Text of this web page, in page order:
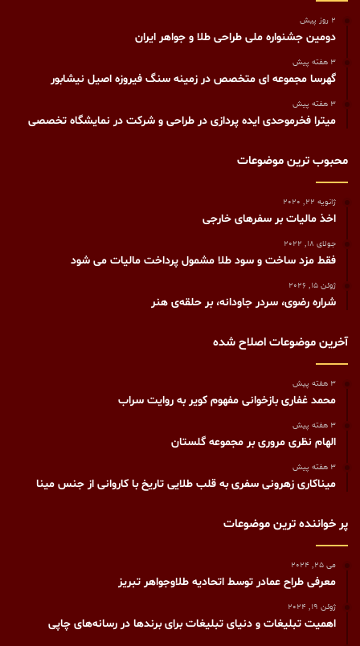
2 روز پیش
دومین جشنواره ملی طراحی طلا و جواهر ایران
3 هفته پیش
گهرسا مجموعه ای متخصص در زمینه سنگ فیروزه اصیل نیشابور
3 هفته پیش
میترا فخرموحدی ایده پردازی در طراحی و شرکت در نمایشگاه تخصصی
محبوب ترین موضوعات
ژانویه 22, 2020
اخذ مالیات بر سفرهای خارجی
جولای 18, 2022
فقط مزد ساخت و سود طلا مشمول پرداخت مالیات می شود
ژوئن 15, 2026
شراره رضوی، سردر جاودانه، بر حلقه‌ی هنر
آخرین موضوعات اصلاح شده
3 هفته پیش
محمد غفاری بازخوانی مفهوم کویر به روایت سراب
3 هفته پیش
الهام نظری مروری بر مجموعه گلستان
3 هفته پیش
میناکاری زهرونی سفری به قلب طلایی تاریخ با کاروانی از جنس مینا
پر خواننده ترین موضوعات
می 25, 2024
معرفی طراح عمادر توسط اتحادیه طلاوجواهر تبریز
ژوئن 19, 2024
اهمیت تبلیغات و دنیای تبلیغات برای برندها در رسانه‌های چاپی